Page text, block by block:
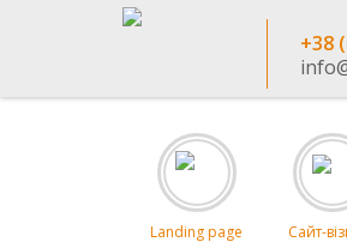
+38
Landing page Сайт-